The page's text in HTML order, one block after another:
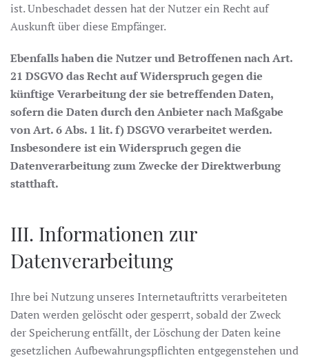
ist. Unbeschadet dessen hat der Nutzer ein Recht auf
Auskunft über diese Empfänger.
Ebenfalls haben die Nutzer und Betroffenen nach Art.
21 DSGVO das Recht auf Widerspruch gegen die
künftige Verarbeitung der sie betreffenden Daten,
sofern die Daten durch den Anbieter nach Maßgabe
von Art. 6 Abs. 1 lit. f) DSGVO verarbeitet werden.
Insbesondere ist ein Widerspruch gegen die
Datenverarbeitung zum Zwecke der Direktwerbung
statthaft.
III. Informationen zur
Datenverarbeitung
Ihre bei Nutzung unseres Internetauftritts verarbeiteten
Daten werden gelöscht oder gesperrt, sobald der Zweck
der Speicherung entfällt, der Löschung der Daten keine
gesetzlichen Aufbewahrungspflichten entgegenstehen und